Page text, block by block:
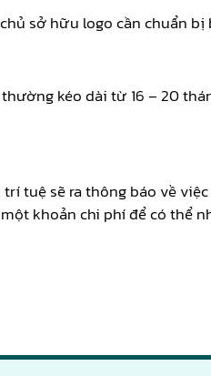
sở hữu logo cần chuẩn
kéo dài từ 16 – 20
tuệ sẽ ra thông báo về
khoản chi phí để có thể